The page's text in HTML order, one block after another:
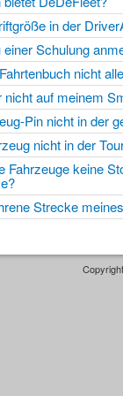
in der
Schulung
nicht
auf meinem
Pin nicht in der
nicht in der
Fahrzeuge keine
Strecke